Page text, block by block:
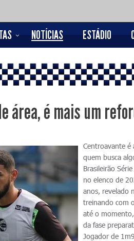
NOTÍCIAS ESTÁDIO
área, é mais um
Centroavante é
quem busca
Brasileirão
no elenco de
anos, revelado
treinando com
até o
da fase
Jogador de